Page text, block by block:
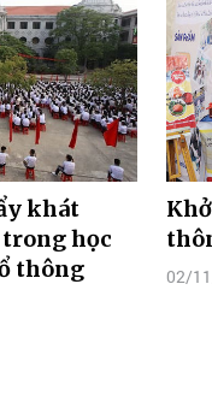
khát
học
thông
02/